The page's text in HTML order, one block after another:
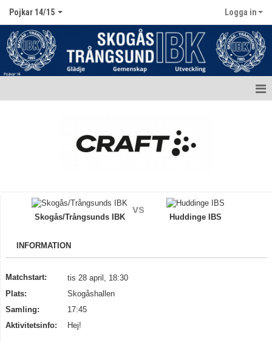
Pojkar 14/15 Logga in
Truppen / Kontakt
Bildgalleri
Skogås/Trångsunds IBK
vs
Huddinge IBS
INFORMATION
Matchstart:
tis 28 april, 18:30
Plats:
Skogåshallen
Samling:
17:45
Aktivitetsinfo:
Hej!